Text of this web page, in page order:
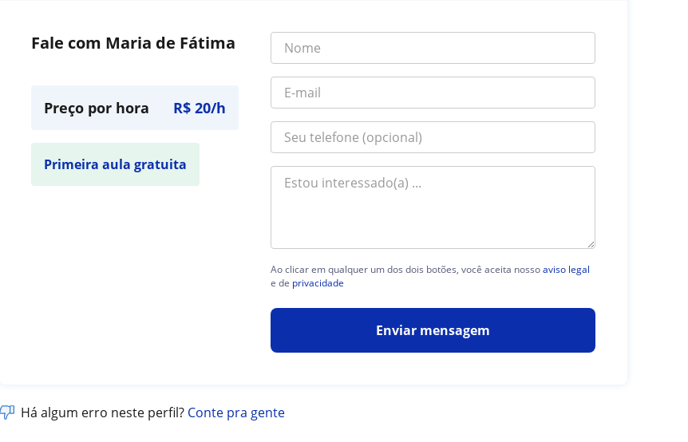
Fale com Maria de Fátima
Preço por hora R$ 20/h
Primeira aula gratuita
Ao clicar em qualquer um dos dois botões, você aceita nossoaviso legal
e de privacidade
Enviar mensagem
Há algum erro neste perfil? Conte pra gente